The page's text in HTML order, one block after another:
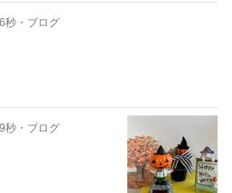
秒 ・ ブログ
秒 ・ ブログ